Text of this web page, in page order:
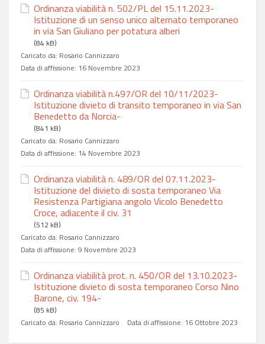
Ordinanza viabilità n. 502/PL del 15.11.2023-
Istituzione di un senso unico alternato temporaneo
in via San Giuliano per potatura alberi
(84 kB)
Caricato da: Rosario Cannizzaro
Data di affissione: 16 Novembre 2023
Ordinanza viabilità n.497/OR del 10/11/2023-
Istituzione divieto di transito temporaneo in via San
Benedetto da Norcia-
(841 kB)
Caricato da: Rosario Cannizzaro
Data di affissione: 14 Novembre 2023
Ordinanza viabilità n. 489/OR del 07.11.2023-
Istituzione del divieto di sosta temporaneo Via
Resistenza Partigiana angolo Vicolo Benedetto
Croce, adiacente il civ. 31
(512 kB)
Caricato da: Rosario Cannizzaro
Data di affissione: 9 Novembre 2023
Ordinanza viabilità prot. n. 450/OR del 13.10.2023-
Istituzione divieto di sosta temporaneo Corso Nino
Barone, civ. 194-
(85 kB)
Caricato da: Rosario Cannizzaro Data di affissione: 16 Ottobre 2023